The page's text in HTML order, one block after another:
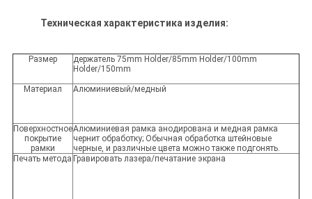
Техническая характеристика изделия:
Размер
держатель 75mm Holder/85mm Holder/100mm
Holder/150mm
Материал Алюминиевый/медный
Поверхностное
покрытие
рамки
Алюминиевая рамка анодирована и медная рамка
чернит обработку; Обычная обработка штейновые
черные, и различные цвета можно также подгонять.
Печать метода Гравировать лазера/печатание экрана